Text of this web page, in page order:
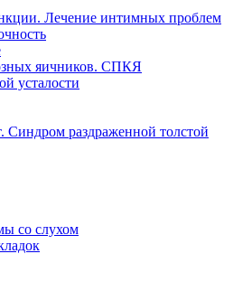
Лечение интимных проблем
яичников. СПКЯ
усталости
Синдром раздраженной толстой
со слухом